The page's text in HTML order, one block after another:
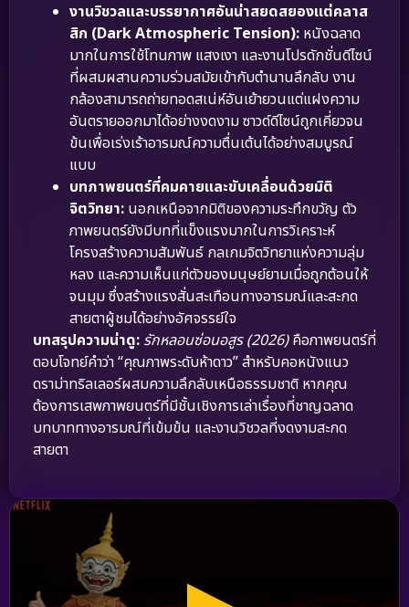
งานวิชวลและบรรยากาศอันน่าสยดสยองแต่คลาส
สิก (Dark Atmospheric Tension): หนังฉลาด
มากในการใช้โทนภาพ แสงเงา และงานโปรดักชั่นดีไซน์
ที่ผสมผสานความร่วมสมัยเข้ากับตำนานลึกลับ งาน
กล้องสามารถถ่ายทอดสเน่ห์อันเย้ายวนแต่แฝงความ
อันตรายออกมาได้อย่างงดงาม ซาวด์ดีไซน์ถูกเคี่ยวจน
ข้นเพื่อเร่งเร้าอารมณ์ความตื่นเต้นได้อย่างสมบูรณ์
แบบ
บทภาพยนตร์ที่คมคายและขับเคลื่อนด้วยมิติ
จิตวิทยา: นอกเหนือจากมิติของความระทึกขวัญ ตัว
ภาพยนตร์ยังมีบทที่แข็งแรงมากในการวิเคราะห์
โครงสร้างความสัมพันธ์ กลเกมจิตวิทยาแห่งความลุ่ม
หลง และความเห็นแก่ตัวของมนุษย์ยามเมื่อถูกต้อนให้
จนมุม ซึ่งสร้างแรงสั่นสะเทือนทางอารมณ์และสะกด
สายตาผู้ชมได้อย่างอัศจรรย์ใจ
บทสรุปความน่าดู: รักหลอนซ่อนอสูร (2026)คือภาพยนตร์ที่
ตอบโจทย์คำว่า “คุณภาพระดับห้าดาว” สำหรับคอหนังแนว
ดราม่าทริลเลอร์ผสมความลึกลับเหนือธรรมชาติ หากคุณ
ต้องการเสพภาพยนตร์ที่มีชั้นเชิงการเล่าเรื่องที่ชาญฉลาด
บทบาททางอารมณ์ที่เข้มข้น และงานวิชวลที่งดงามสะกด
สายตา